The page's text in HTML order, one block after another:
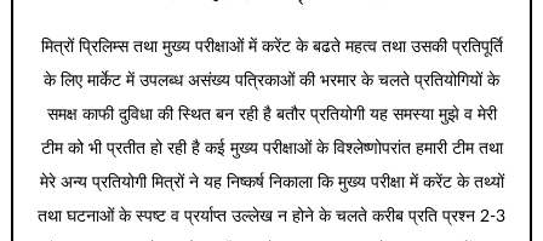
मित्रों प्रिलिम्स तथा मुख्य परीक्षाओं में करेंट के बढते महत्व तथा उसकी प्रतिपूर्ति
के लिए मार्केट में उपलब्ध असंख्य पत्रिकाओं की भरमार के चलते प्रतियोगियों के
समक्ष काफी दुविधा की स्थित बन रही है बतौर प्रतियोगी यह समस्या मुझे व मेरी
टीम को भी प्रतीत हो रही है कई मुख्य परीक्षाओं के विश्लेष्णोपरांत हमारी टीम तथा
मेरे अन्य प्रतियोगी मित्रों ने यह निष्कर्ष निकाला कि मुख्य परीक्षा में करेंट के तथ्यों
तथा घटनाओं के स्पष्ट व प्रर्याप्त उल्लेख न होने के चलते करीब प्रति प्रश्न 2-3